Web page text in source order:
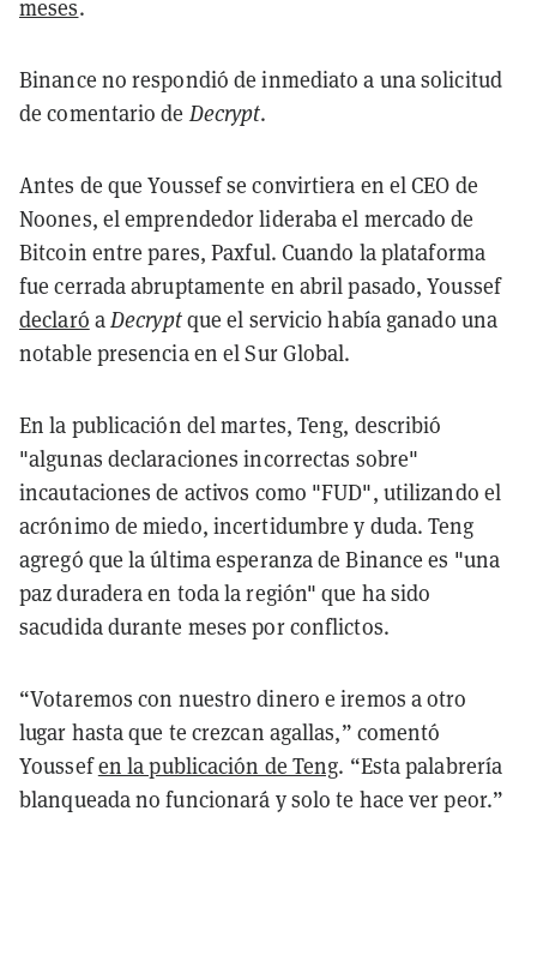
meses.
Binance no respondió de inmediato a una solicitud
de comentario de Decrypt.
Antes de que Youssef se convirtiera en el CEO de
Noones, el emprendedor lideraba el mercado de
Bitcoin entre pares, Paxful. Cuando la plataforma
fue cerrada abruptamente en abril pasado, Youssef
declaró aDecryptque el servicio había ganado una
notable presencia en el Sur Global.
En la publicación del martes, Teng, describió
"algunas declaraciones incorrectas sobre"
incautaciones de activos como "FUD", utilizando el
acrónimo de miedo, incertidumbre y duda. Teng
agregó que la última esperanza de Binance es "una
paz duradera en toda la región" que ha sido
sacudida durante meses por conflictos.
“Votaremos con nuestro dinero e iremos a otro
lugar hasta que te crezcan agallas,” comentó
Youssefen la publicación de Teng. “Esta palabrería
blanqueada no funcionará y solo te hace ver peor.”